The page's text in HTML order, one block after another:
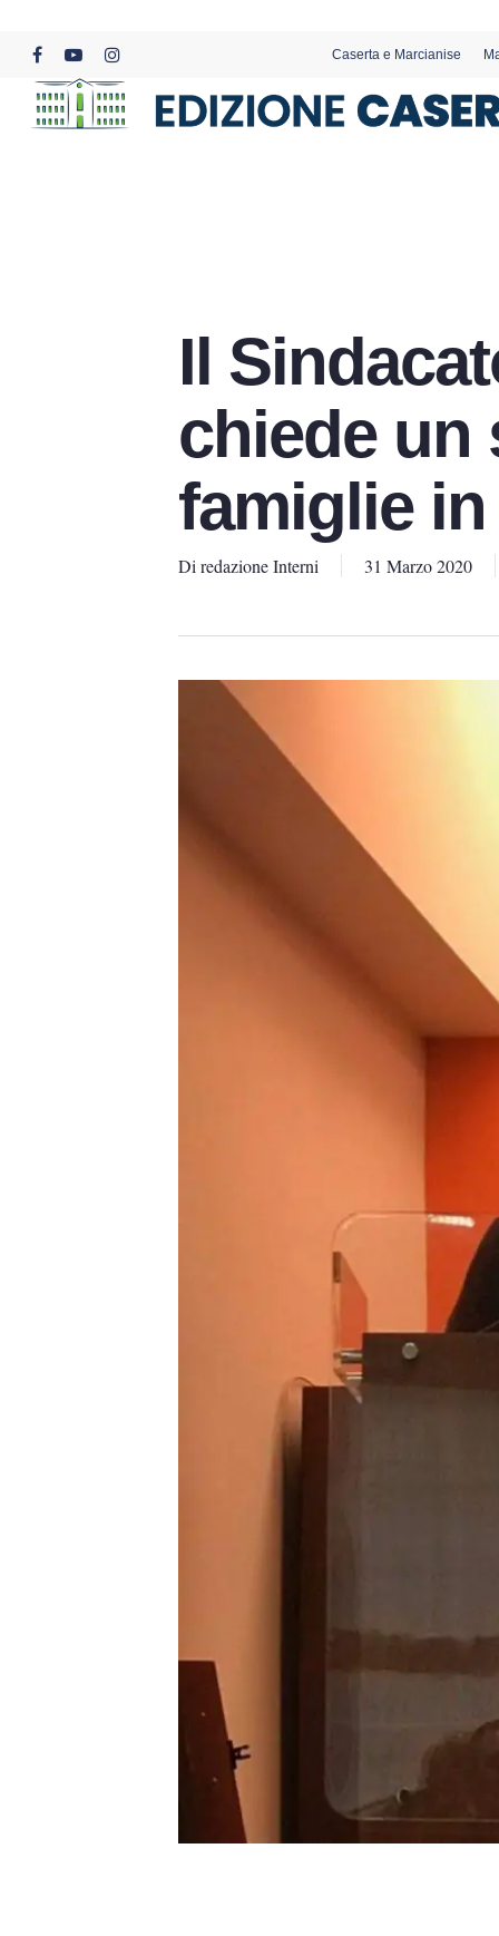
content
facebookyoutubeinstagram
Caserta e Marcianise
Il
chiede un
famiglie
Di redazione Interni 31 Marzo 2020